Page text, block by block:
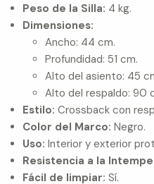
Peso de la Silla: 4 kg.
Dimensiones:
Ancho: 44 cm.
Profundidad: 51 cm.
Alto del asiento: 45
Alto del respaldo: 90
Estilo: Crossback con
Color del Marco: Negro.
Uso: Interior y exterior
Resistencia a la
Fácil de limpiar: Sí.